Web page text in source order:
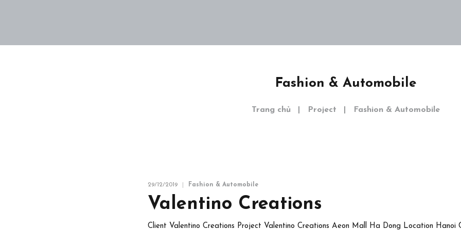
Fashion & Automobile
Trang chủ Project Fashion & Automobile
29/12/2019 Fashion & Automobile
Valentino Creations
Client Valentino Creations Project Valentino Creations Aeon Mall Ha Dong Location Hanoi